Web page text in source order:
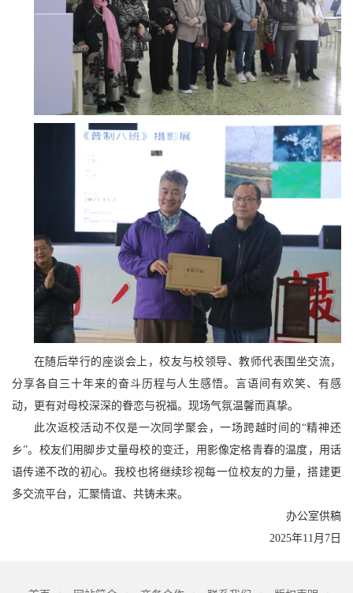
在随后举行的座谈会上，校友与校领导、教师代表围坐交流，
分享各自三十年来的奋斗历程与人生感悟。言语间有欢笑、有感
动，更有对母校深深的眷恋与祝福。现场气氛温馨而真挚。
此次返校活动不仅是一次同学聚会，一场跨越时间的“精神还
乡”。校友们用脚步丈量母校的变迁，用影像定格青春的温度，用话
语传递不改的初心。我校也将继续珍视每一位校友的力量，搭建更
多交流平台，汇聚情谊、共铸未来。
办公室供稿
2025年11月7日